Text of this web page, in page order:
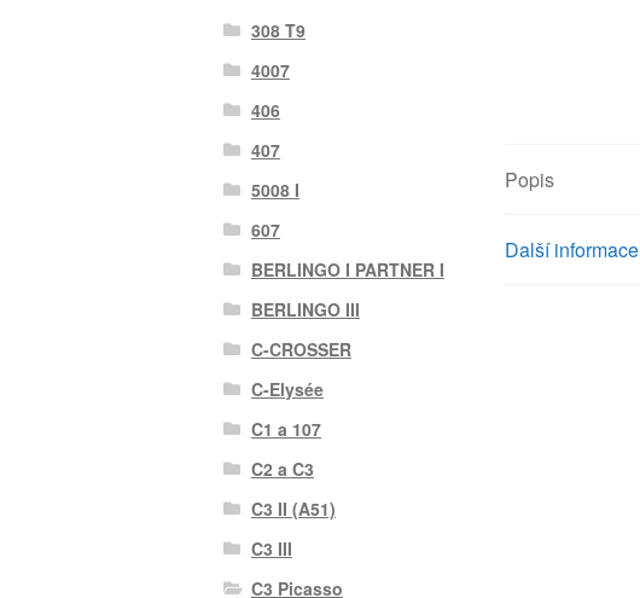
Popis
Další informace
308 T9
4007
406
407
5008 I
607
BERLINGO I PARTNER I
BERLINGO III
C-CROSSER
C-Elysée
C1 a 107
C2 a C3
C3 II (A51)
C3 III
C3 Picasso